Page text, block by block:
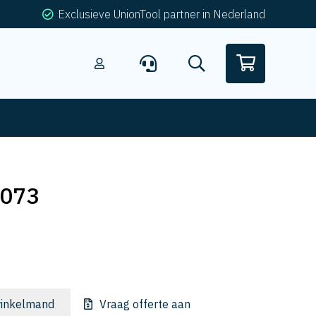
Exclusieve UnionTool partner in Nederland
Vraag offerte aan